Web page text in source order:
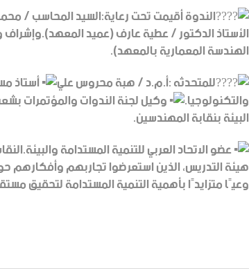
الندوة أقيمت تحت رعاية:السيد المحاسب /
الأستاذ الدكتور / عطية عارف (عميد
الهندسة المعمارية بالمعهد).
للمتحدثه :أ.م.د / هبة محروس علي
أستاذ
والتكنولوجيا. وكيل لجنة الندوات والمؤتمرات
البيئة بنقابة المهندسين.
عضو الاتحاد العربي للتنمية المستدامة
هيئة التدريس، الذين استعرضوا تجاربهم
وعيًا متزايدًا بأهمية التنمية المستدامة لتحقيق